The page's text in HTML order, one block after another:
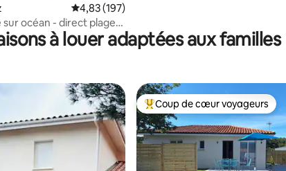
Note moyenne de 4,83 sur 5, 197
4,83 (197)
océan - direct plage
à louer adaptées aux familles
Coup de cœur voyageurs
Coup de cœur voyageurs